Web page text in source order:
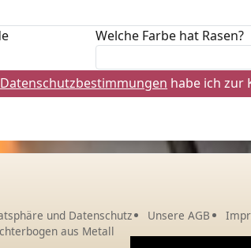
Welche Farbe hat Rasen?
Datenschutzbestimmungen habe ich zur
und Datenschutz Unsere AGB
aus Metall